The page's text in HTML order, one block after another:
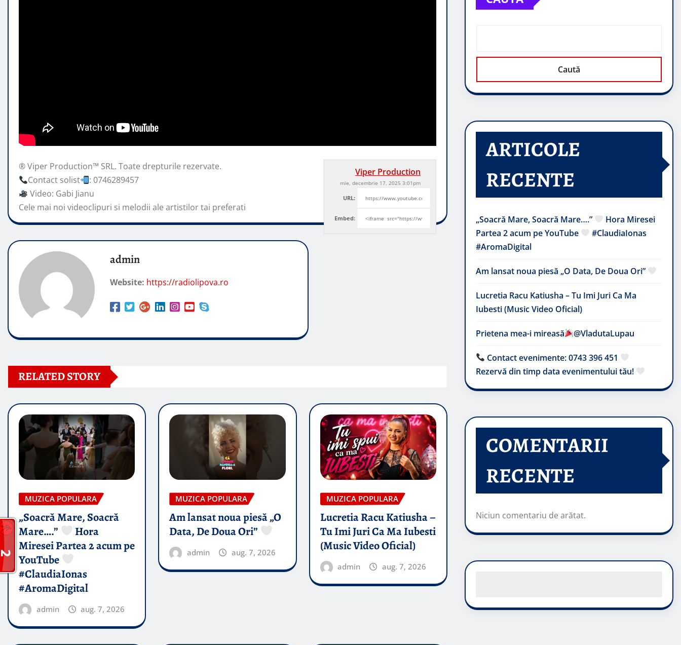
Viper Production
mie, decembrie 17, 2025 3:01pm
URL:
Embed:
® Viper Production™ SRL. Toate drepturile rezervate.
Contact solist
: 0746289457
Video: Gabi Jianu
Cele mai noi videoclipuri si melodii ale artistilor tai preferati
admin
Website: https://radiolipova.ro
RELATED STORY
MUZICA POPULARA
„Soacră Mare, Soacră
Mare….”
Hora
Miresei Partea 2 acum pe
YouTube
#ClaudiaIonas
#AromaDigital
admin aug. 7, 2026
MUZICA POPULARA
Am lansat noua piesă „O
Data, De Doua Ori”
admin aug. 7, 2026
MUZICA POPULARA
Lucretia Racu Katiusha –
Tu Imi Juri Ca Ma Iubesti
(Music Video Oficial)
admin aug. 7, 2026
Caută
ARTICOLE
RECENTE
„Soacră Mare, Soacră Mare….”
Hora Miresei
Partea 2 acum pe YouTube
#ClaudiaIonas
#AromaDigital
Am lansat noua piesă „O Data, De Doua Ori”
Lucretia Racu Katiusha – Tu Imi Juri Ca Ma
Iubesti (Music Video Oficial)
Prietena mea-i mireasă​ @VladutaLupau
Contact evenimente: 0743 396 451
Rezervă din timp data evenimentului tău!
COMENTARII
RECENTE
Niciun comentariu de arătat.